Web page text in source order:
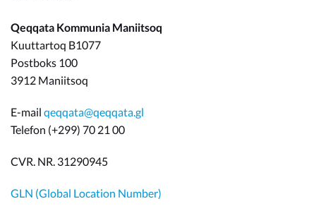
Qeqqata Kommunia Maniitsoq
Kuuttartoq B1077
Postboks 100
3912 Maniitsoq
E-mail qeqqata@qeqqata.gl
Telefon (+299) 70 21 00
CVR. NR. 31290945
GLN (Global Location Number)